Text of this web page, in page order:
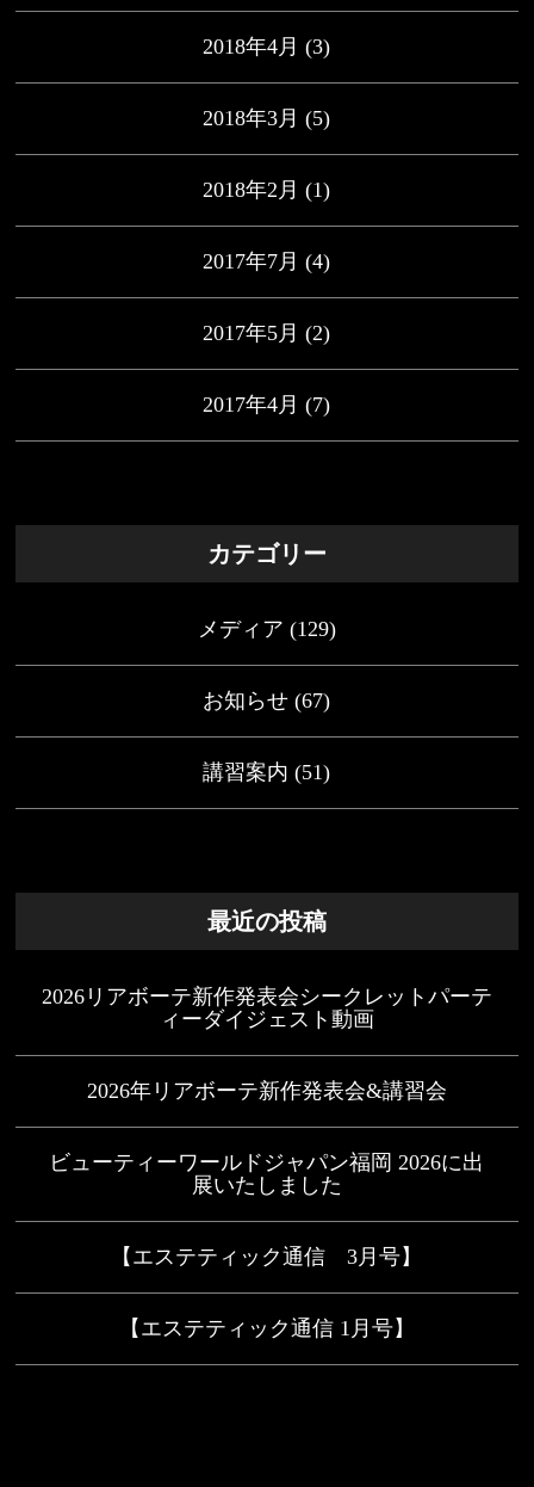
2018年4月 (3)
2018年3月 (5)
2018年2月 (1)
2017年7月 (4)
2017年5月 (2)
2017年4月 (7)
カテゴリー
メディア (129)
お知らせ (67)
講習案内 (51)
最近の投稿
2026リアボーテ新作発表会シークレットパーテ
ィーダイジェスト動画
2026年リアボーテ新作発表会&講習会
ビューティーワールドジャパン福岡 2026に出
展いたしました
【エステティック通信 3月号】
【エステティック通信 1月号】